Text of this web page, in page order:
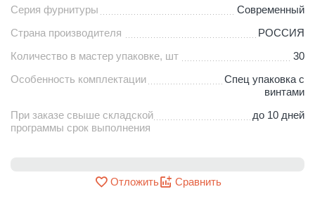
Серия фурнитуры
Современный
Страна производителя
РОССИЯ
Количество в мастер упаковке, шт
30
Особенность комплектации
Спец упаковка с
винтами
При заказе свыше складской
программы срок выполнения
до 10 дней
Отложить Сравнить